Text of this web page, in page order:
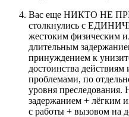
Вас еще НИКТО НЕ
столкнулись с
жестоким физическим
длительным
принуждением к
достоинства
проблемами, по
уровня преследования.
задержанием + лёгким
с работы + вызовом на